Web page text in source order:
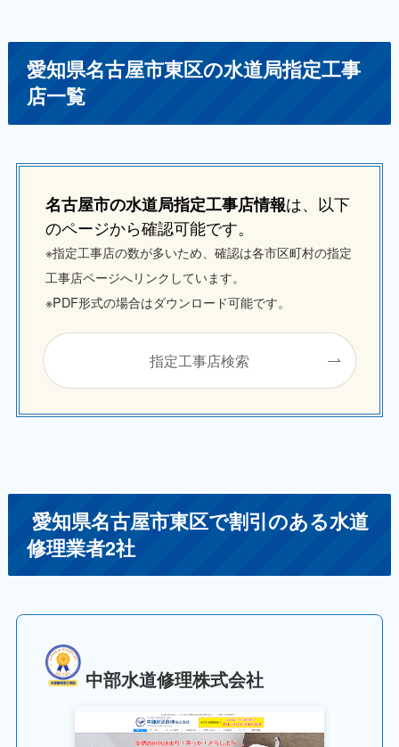
愛知県名古屋市東区の水道局指定工事
店一覧
名古屋市の水道局指定工事店情報は、以下
のページから確認可能です。
※指定工事店の数が多いため、確認は各市区町村の指定
工事店ページへリンクしています。
※PDF形式の場合はダウンロード可能です。
指定工事店検索
愛知県名古屋市東区で割引のある水道
修理業者2社
中部水道修理株式会社